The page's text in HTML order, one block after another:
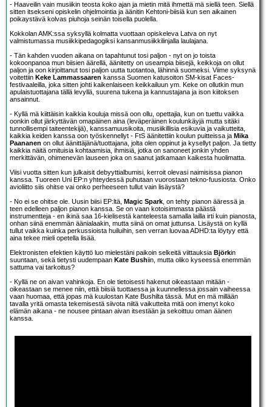
- Haaveilin vain musiikin teosta koko ajan ja mietin mitä ihmettä mä siellä teen. Siellä
sitten itsekseni opiskelin ohjelmointia ja äänitin Kehtoni-biisiä kun sen aikainen
poikaystävä kolvas piuhoja seinän toisella puolella.
Kokkolan AMK:ssa syksyllä kolmatta vuottaan opiskeleva Latva on nyt
valmistumassa musiikkipedagogiksi kansanmusiikkilinjalla laulajana.
- Tän kahden vuoden aikana on tapahtunut tosi paljon - nyt on jo toista
kokoonpanoa mun biisien äärellä, äänitetty on useampia biisejä, keikkoja on ollut
paljon ja oon kirjoittanut tosi paljon uutta tuotantoa, lähinnä suomeksi. Viime syksynä
voitettiin Keke Lammassaaren kanssa Suomen katusoiton SM-kisat Faces-
festivaaleilla, joka sitten johti kaikenlaiseen keikkailuun ym. Keke on ollutkin mun
apulaistuottajana tällä levyllä, suurena tukena ja kannustajana ja ison kiitoksen
ansainnut.
- Kyllä mä kiittäisin kaikkia kouluja missä oon ollu, opettajia, kun on tuettu vaikka
oonkin ollut järkyttävän omapäinen aina (leväperäinen koulunkäyjä mutta sitäki
tunnollisempi taiteentekijä), kanssamuusikoita, musiikillisia esikuvia ja vaikutteita,
kaikkia keiden kanssa oon työskennellyt - FtS äänitettiin koulun puitteissa ja Mika
Paananen on ollut äänittäjänä/tuottajana, jolta olen oppinut ja kysellyt paljon. Ja tietty
kaikkia näitä omituisia kohtaamisia, ihmisiä, jotka on sanoneet jonkin yhden
merkittävän, ohimenevän lauseen joka on saanut jatkamaan kaikesta huolimatta.
Viisi vuotta sitten kun julkaisit debyyttialbumisi, kerroit olevasi naimisissa pianon
kanssa. Tuoreen Uni EP:n yhteydessä puhutaan vuorostaan tekno-fuusiosta. Onko
avioliitto siis ohitse vai onko perheeseen tullut vain lisäystä?
- No ei se ohitse ole. Uusin biisi EP:ltä, Magic Spark, on tehty pianon ääressä ja
teen edelleen paljon pianon kanssa. Se on vaan kotoisimmasta päästä
instrumentteja - en ikinä saa 16-kielisestä kanteleesta samalla lailla irti kuin pianosta,
onhan siinä enemmän äänialaakin, mutta siinä on omat juttunsa. Lisäystä on kyllä
tullut vaikka kuinka perkussioista huiluihin, sen verran luovaa ADHD:ta löytyy että
aina tekee mieli opetella lisää.
Elektronisten efektien käyttö luo mielestäni paikoin selkeitä viittauksia Björkin
suuntaan, sekä tietysti uudempaan Kate Bushiin, mutta oliko kyseessä enemmän
sattuma vai tarkoitus?
- Kyllä ne on aivan vahinkoja. En ole tietoisesti hakenut oikeastaan mitään -
oikeastaan se menee niin, että biisiä tuottaessa ja kuunnellessa jossain vaiheessa
vaan huomaa, että jopas mä kuulostan Kate Bushilta tässä. Mut en mä millään
tavalla yritä omasta tekemisestä siivota niitä vaikutteita mitä oon imenyt koko
elämän aikana - ne nousee pintaan aivan itsestään ja sekoittuu oman äänen
kanssa.